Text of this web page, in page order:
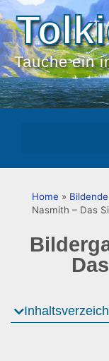
Tauche ein
Home »
Nasmith – Das